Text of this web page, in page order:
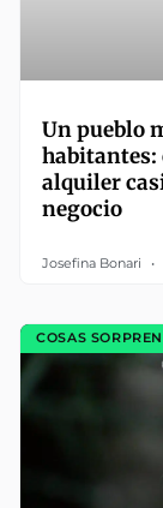
Un pueblo
habitantes:
alquiler
negocio
Josefina Bonari
COSAS